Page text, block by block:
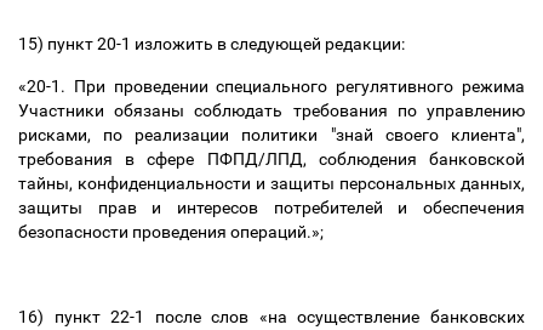
15) пункт 20-1 изложить в следующей редакции:
«20-1. При проведении специального регулятивного режима
Участники обязаны соблюдать требования по управлению
рисками, по реализации политики "знай своего клиента",
требования в сфере ПФПД/ЛПД, соблюдения банковской
тайны, конфиденциальности и защиты персональных данных,
защиты прав и интересов потребителей и обеспечения
безопасности проведения операций.»;
16) пункт 22-1 после слов «на осуществление банковских